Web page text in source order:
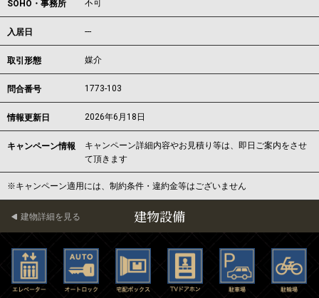
SOHO・事務所 不可
入居日 ---
取引形態 媒介
問合番号 1773-103
情報更新日 2026年6月18日
キャンペーン情報
キャンペーン詳細内容やお見積り等は、即日ご案内をさせ
て頂きます
※キャンペーン適用には、制約条件・違約金等はございません
建物設備
建物詳細を見る